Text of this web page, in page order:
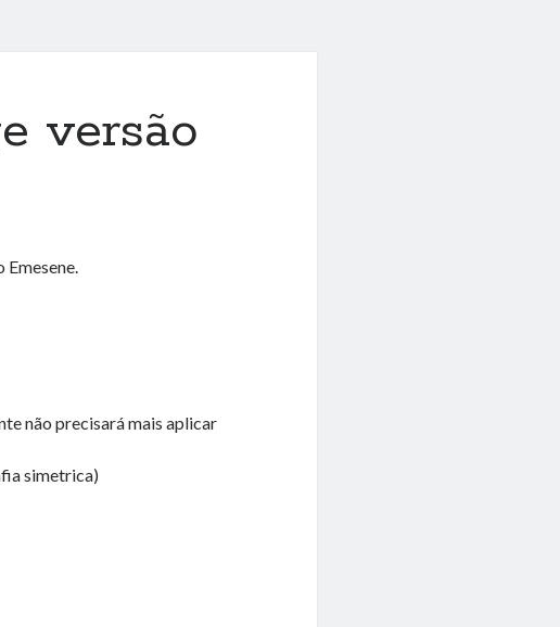
versão
não precisará mais aplicar
simetrica)